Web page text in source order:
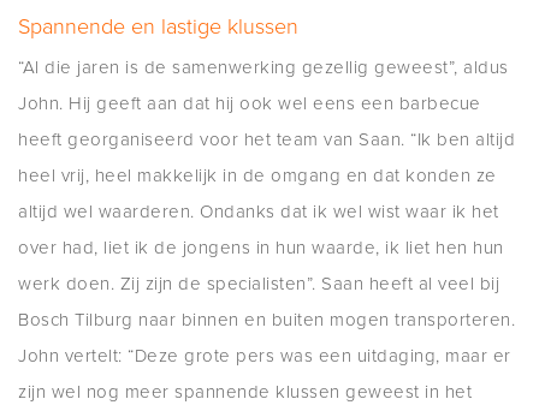
Spannende en lastige klussen
“Al die jaren is de samenwerking gezellig geweest”, aldus
John. Hij geeft aan dat hij ook wel eens een barbecue
heeft georganiseerd voor het team van Saan. “Ik ben altijd
heel vrij, heel makkelijk in de omgang en dat konden ze
altijd wel waarderen. Ondanks dat ik wel wist waar ik het
over had, liet ik de jongens in hun waarde, ik liet hen hun
werk doen. Zij zijn de specialisten”. Saan heeft al veel bij
Bosch Tilburg naar binnen en buiten mogen transporteren.
John vertelt: “Deze grote pers was een uitdaging, maar er
zijn wel nog meer spannende klussen geweest in het